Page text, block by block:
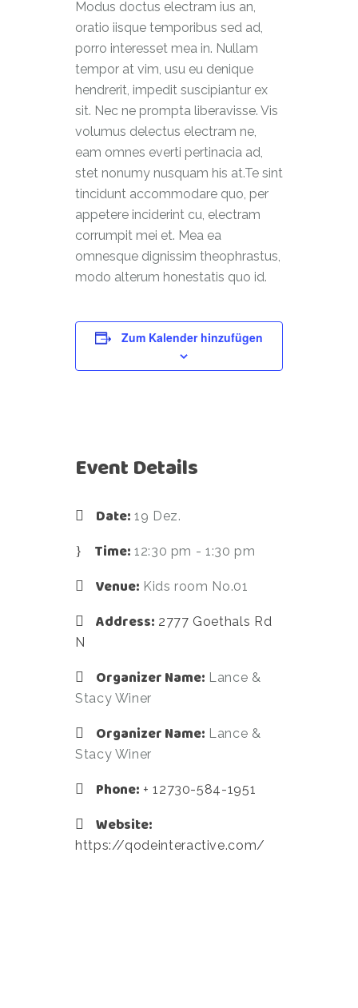
Modus doctus electram ius an,
oratio iisque temporibus sed ad,
porro interesset mea in. Nullam
tempor at vim, usu eu denique
hendrerit, impedit suscipiantur ex
sit. Nec ne prompta liberavisse. Vis
volumus delectus electram ne,
eam omnes everti pertinacia ad,
stet nonumy nusquam his at.Te sint
tincidunt accommodare quo, per
appetere inciderint cu, electram
corrumpit mei et. Mea ea
omnesque dignissim theophrastus,
modo alterum honestatis quo id.
Zum Kalender hinzufügen
Event Details
Date: 19 Dez.
Time: 12:30 pm - 1:30 pm
Venue: Kids room No.01
Address: 2777 Goethals Rd
N
Organizer Name: Lance &
Stacy Winer
Organizer Name: Lance &
Stacy Winer
Phone: + 12730-584-1951
Website:
https://qodeinteractive.com/